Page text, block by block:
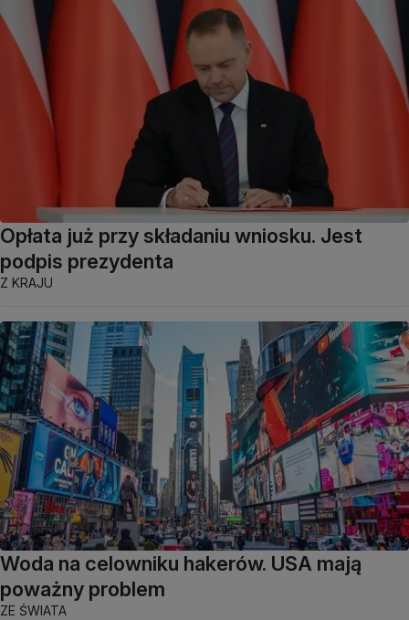
Opłata już przy składaniu wniosku. Jest
podpis prezydenta
Z KRAJU
Woda na celowniku hakerów. USA mają
poważny problem
ZE ŚWIATA